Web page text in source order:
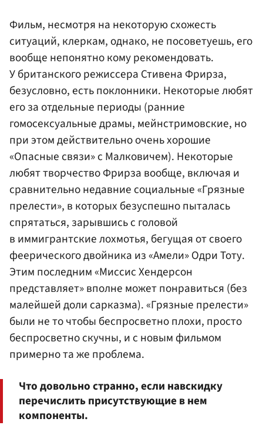
Фильм, несмотря на некоторую схожесть
ситуаций, клеркам, однако, не посоветуешь, его
вообще непонятно кому рекомендовать.
У британского режиссера Стивена Фрирза,
безусловно, есть поклонники. Некоторые любят
его за отдельные периоды (ранние
гомосексуальные драмы, мейнстримовские, но
при этом действительно очень хорошие
«Опасные связи» с Малковичем). Некоторые
любят творчество Фрирза вообще, включая и
сравнительно недавние социальные «Грязные
прелести», в которых безуспешно пыталась
спрятаться, зарывшись с головой
в иммигрантские лохмотья, бегущая от своего
феерического двойника из «Амели»Одри Тоту.
Этим последним «Миссис Хендерсон
представляет» вполне может понравиться (без
малейшей доли сарказма). «Грязные прелести»
были не то чтобы беспросветно плохи, просто
беспросветно скучны, и с новым фильмом
примерно та же проблема.
Что довольно странно, если навскидку
перечислить присутствующие в нем
компоненты.